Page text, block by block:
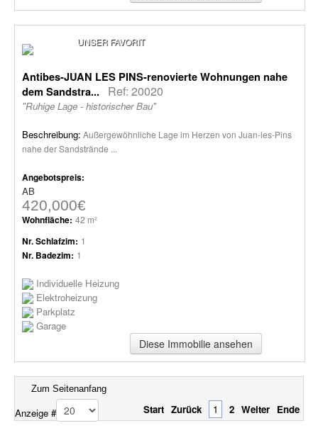
UNSER FAVORIT
Antibes-JUAN LES PINS-renovierte Wohnungen nahe
dem Sandstra...
Ref: 20020
"Ruhige Lage - historischer Bau"
Beschreibung: Außergewöhnliche Lage im Herzen von Juan-les-Pins
nahe der Sandstrände ...
Angebotspreis:
AB
420,000€
Wohnfläche: 42 m²
Nr. Schlafzim: 1
Nr. Badezim: 1
Individuelle Heizung
Elektroheizung
Parkplatz
Garage
Diese Immobilie ansehen
Zum Seitenanfang
Anzeige # Start Zurück 1 2 Weiter Ende